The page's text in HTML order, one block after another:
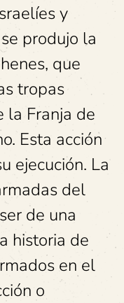
y
produjo la
que
tropas
la Franja de
Esta acción
ejecución. La
del
de una
historia de
en el
o